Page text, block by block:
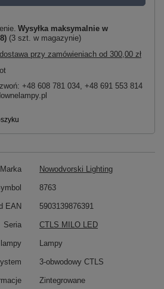
Wysyłka maksymalnie w
(3 szt. w magazynie)
przy zamówieniach od 300,00 zł
+48 608 781 034, +48 691 553 814
Marka Nowodvorski Lighting
8763
EAN 5903139876391
Seria CTLS MILO LED
Lampy
3-obwodowy CTLS
Zintegrowane